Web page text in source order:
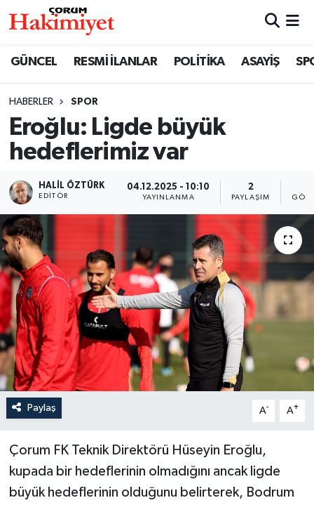
GÜNCEL RESMİ İLANLAR POLİTİKA ASAYİŞ
HABERLER SPOR
Eroğlu: Ligde büyük
hedeflerimiz var
HALIL ÖZTÜRK
EDITÖR
04.12.2025 - 10:10
YAYINLANMA
2
PAYLAŞIM
Paylaş A- A+
Çorum FK Teknik Direktörü Hüseyin Eroğlu,
kupada bir hedeflerinin olmadığını ancak ligde
büyük hedeflerinin olduğunu belirterek, Bodrum
SAĞLIK
ASAYİŞ
EKONOMİ
GÜNCEL
AKTÜEL
EĞİTİM
İLÇELER
OTOPARK
TEKNOLOJİ
Nöbetçi Eczaneler
Çorum Namaz Vakitleri
Trafik Durumu
Süper Lig Puan Durumu ve Fikstür
Tüm Manşetler
Son Dakika Haberleri
Haber Arşivi